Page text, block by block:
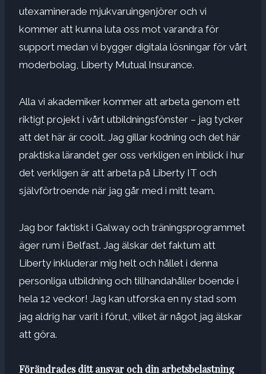
utexaminerade mjukvaruingenjörer och vi
kommer att kunna luta oss mot varandra för
support medan vi bygger digitala lösningar för vårt
moderbolag, Liberty Mutual Insurance.
Alla vi akademiker kommer att arbeta genom ett
riktigt projekt i vårt utbildningsfönster – jag tycker
att det här är coolt. Jag gillar kodning och det här
praktiska lärandet ger oss verkligen en inblick i hur
det verkligen är att arbeta på Liberty IT och
självförtroende när jag går med i mitt team.
Jag bor faktiskt i Galway och träningsprogrammet
äger rum i Belfast. Jag älskar det faktum att
Liberty inkluderar mig helt och hållet i denna
personliga utbildning och tillhandahåller boende i
hela 12 veckor! Jag kan utforska en ny stad som
jag aldrig har varit i förut, vilket är något jag älskar
att göra.
Förändrades ditt ansvar och din arbetsbelastning